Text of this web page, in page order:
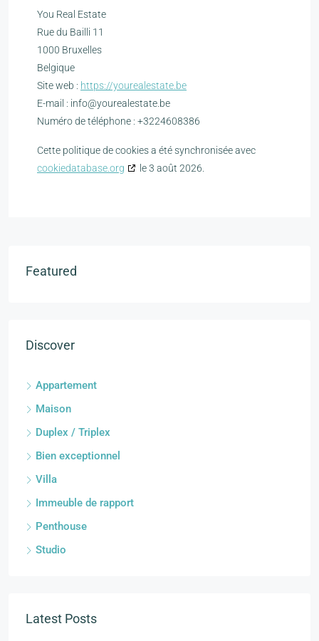
You Real Estate
Rue du Bailli 11
1000 Bruxelles
Belgique
Site web : https://yourealestate.be
E-mail : info@yourealestate.be
Numéro de téléphone : +3224608386
Cette politique de cookies a été synchronisée avec
cookiedatabase.org
le 3 août 2026.
Featured
Discover
Appartement
Maison
Duplex / Triplex
Bien exceptionnel
Villa
Immeuble de rapport
Penthouse
Studio
Latest Posts